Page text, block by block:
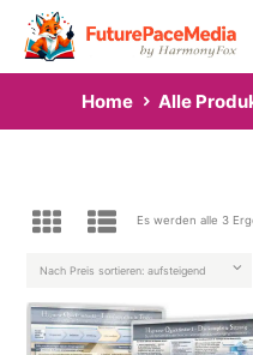
Home Alle
Es werden alle 3